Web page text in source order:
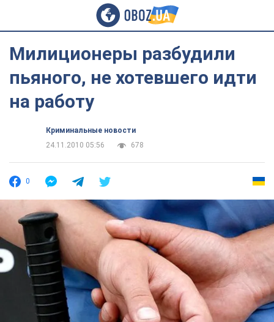
Милиционеры разбудили
пьяного, не хотевшего идти
на работу
Криминальные новости
24.11.2010 05:56
678
0